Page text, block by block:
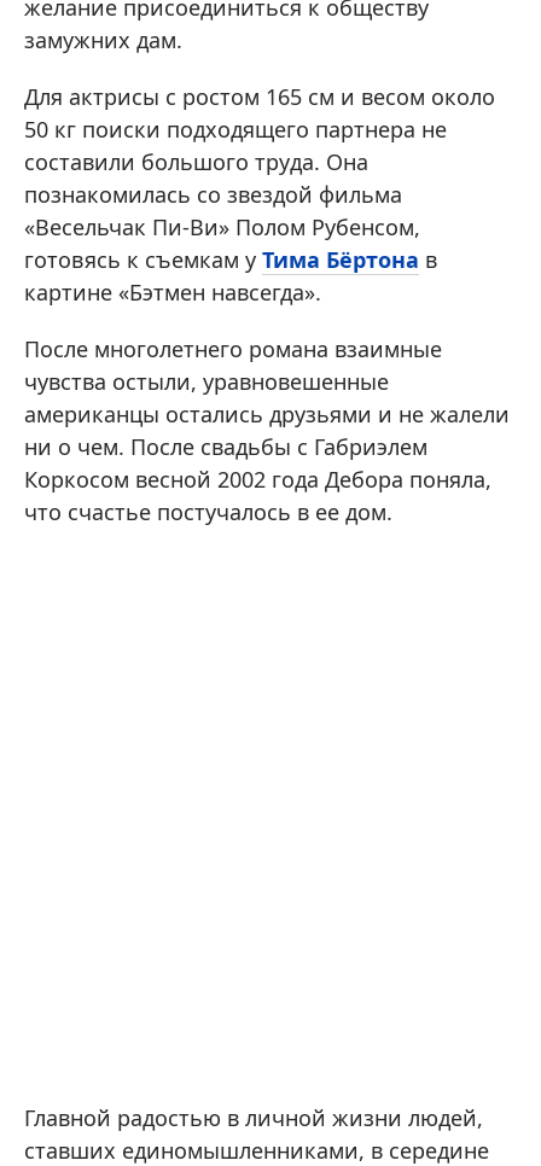
желание присоединиться к обществу
замужних дам.
Для актрисы с ростом 165 см и весом около
50 кг поиски подходящего партнера не
составили большого труда. Она
познакомилась со звездой фильма
«Весельчак Пи-Ви» Полом Рубенсом,
готовясь к съемкам у Тима Бёртона в
картине «Бэтмен навсегда».
После многолетнего романа взаимные
чувства остыли, уравновешенные
американцы остались друзьями и не жалели
ни о чем. После свадьбы с Габриэлем
Коркосом весной 2002 года Дебора поняла,
что счастье постучалось в ее дом.
Главной радостью в личной жизни людей,
ставших единомышленниками, в середине